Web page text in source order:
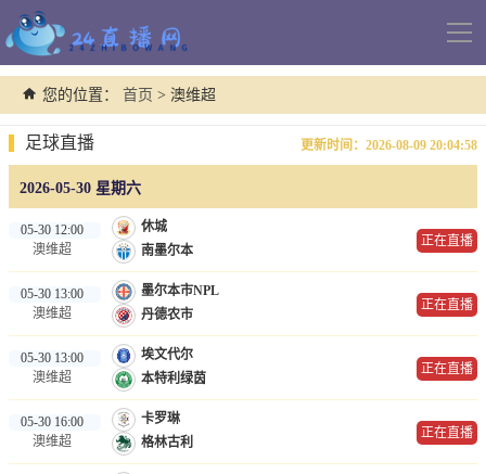
导
您的位置： 首页 > 澳维超
足球直播 更新时间：2026-08-09 20:04:58
2026-05-30 星期六
05-30 12:00
澳维超
休城
南墨尔本
正在直播
05-30 13:00
澳维超
墨尔本市NPL
丹德农市
正在直播
05-30 13:00
澳维超
埃文代尔
本特利绿茵
正在直播
05-30 16:00
澳维超
卡罗琳
格林古利
正在直播